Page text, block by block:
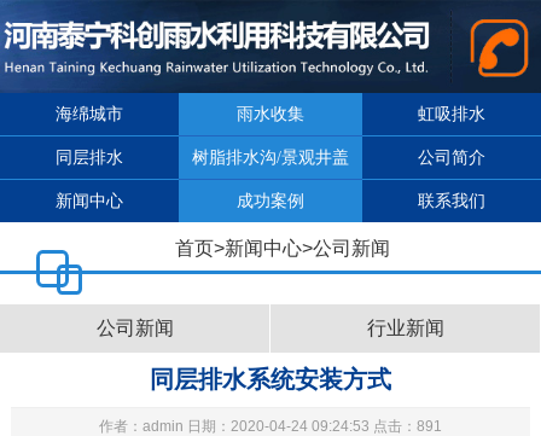
海绵城市 雨水收集 虹吸排水
同层排水 树脂排水沟/景观井盖 公司简介
新闻中心 成功案例 联系我们
首页>新闻中心>公司新闻
公司新闻 行业新闻
同层排水系统安装方式
作者：admin 日期：2020-04-24 09:24:53 点击：891